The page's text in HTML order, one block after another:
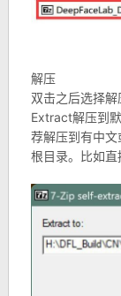
解压
双击之后选择
Extract解压到
荐解压到有中
根目录。比如直